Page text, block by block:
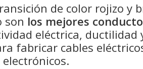
de color rojizo y
son los mejores
eléctrica, ductilidad
fabricar cables